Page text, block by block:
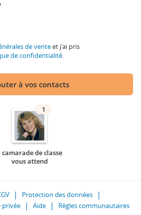
de venteet j'ai pris
de confidentialité.
à vos contacts
1
camarade de classe
vous attend
Protection des données
privée Aide Règles communautaires